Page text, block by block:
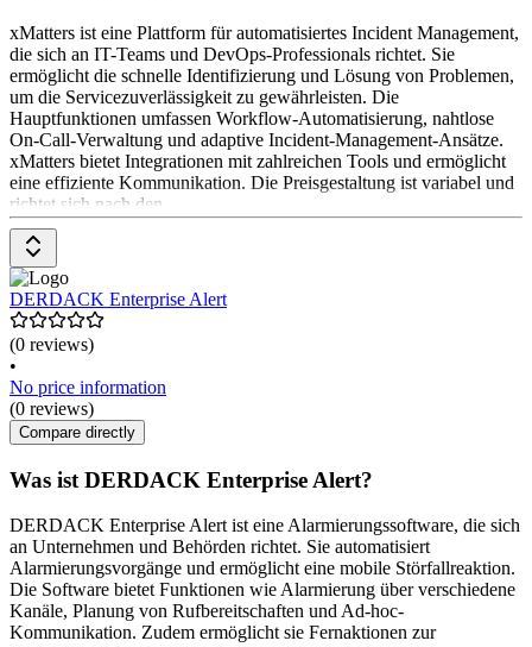
xMatters ist eine Plattform für automatisiertes Incident Management,
die sich an IT-Teams und DevOps-Professionals richtet. Sie
ermöglicht die schnelle Identifizierung und Lösung von Problemen,
um die Servicezuverlässigkeit zu gewährleisten. Die
Hauptfunktionen umfassen Workflow-Automatisierung, nahtlose
On-Call-Verwaltung und adaptive Incident-Management-Ansätze.
xMatters bietet Integrationen mit zahlreichen Tools und ermöglicht
eine effiziente Kommunikation. Die Preisgestaltung ist variabel und
richtet sich nach den
DERDACK Enterprise Alert
(0 reviews)
•
No price information
(0 reviews)
Compare directly
Was ist DERDACK Enterprise Alert?
DERDACK Enterprise Alert ist eine Alarmierungssoftware, die sich
an Unternehmen und Behörden richtet. Sie automatisiert
Alarmierungsvorgänge und ermöglicht eine mobile Störfallreaktion.
Die Software bietet Funktionen wie Alarmierung über verschiedene
Kanäle, Planung von Rufbereitschaften und Ad-hoc-
Kommunikation. Zudem ermöglicht sie Fernaktionen zur